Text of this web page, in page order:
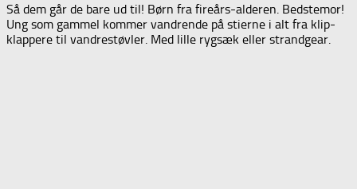
Så dem går de bare ud til! Børn fra fireårs-alderen. Bedstemor!
Ung som gammel kommer vandrende på stierne i alt fra klip-
klappere til vandrestøvler. Med lille rygsæk eller strandgear.